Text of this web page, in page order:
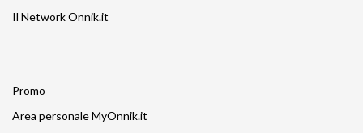
Il Network Onnik.it
Promo
Area personale MyOnnik.it